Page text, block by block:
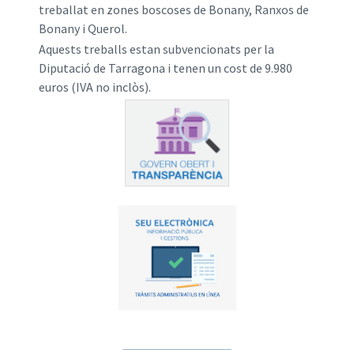
treballat en zones boscoses de Bonany, Ranxos de
Bonany i Querol.
Aquests treballs estan subvencionats per la
Diputació de Tarragona i tenen un cost de 9.980
euros (IVA no inclòs).